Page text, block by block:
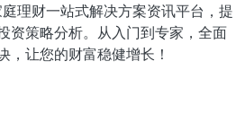
理财一站式解决方案资讯平台，提
资策略分析。从入门到专家，全面
，让您的财富稳健增长！